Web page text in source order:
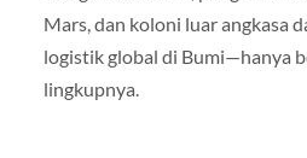
Mars, dan koloni luar angkasa
logistik global di Bumi—hanya
lingkupnya.